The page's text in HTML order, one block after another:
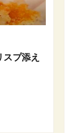
プ添え